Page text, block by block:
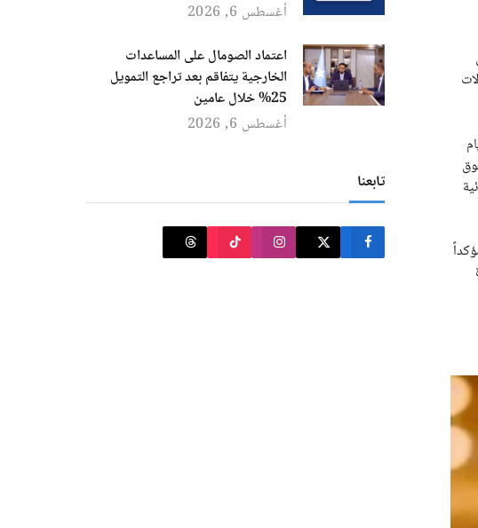
الحقوق
أغسطس 6, 2026
اعتماد الصومال على المساعدات
الخارجية يتفاقم بعد تراجع التمويل
25% خلال عامين
أغسطس 6, 2026
تابعنا